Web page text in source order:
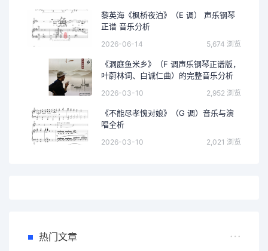
黎英海《枫桥夜泊》（E 调） 声乐钢琴
正谱 音乐分析
2026-06-14 5,674 浏览
《洞庭鱼米乡》（F 调声乐钢琴正谱版，
叶蔚林词、白诚仁曲）的完整音乐分析
2026-03-10 2,952 浏览
《不能尽孝愧对娘》（G 调）音乐与演
唱全析
2026-03-10 2,021 浏览
热门文章